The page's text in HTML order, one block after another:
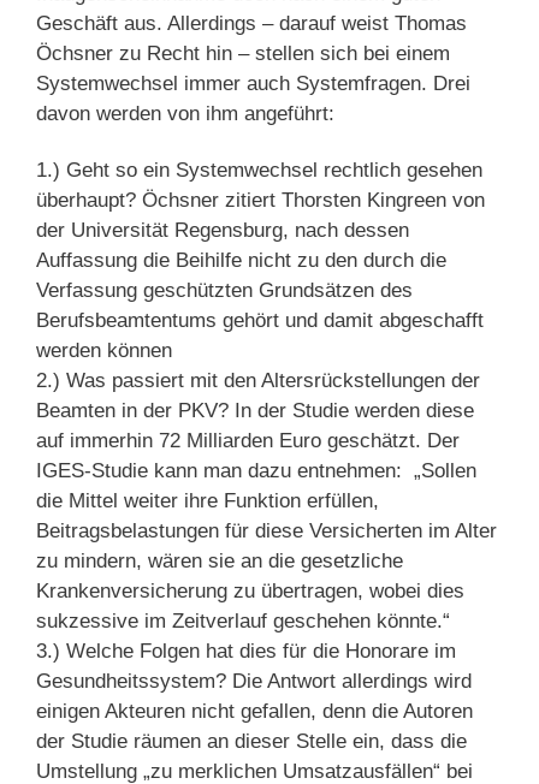
Geschäft aus. Allerdings – darauf weist Thomas
Öchsner zu Recht hin – stellen sich bei einem
Systemwechsel immer auch Systemfragen. Drei
davon werden von ihm angeführt:
1.) Geht so ein Systemwechsel rechtlich gesehen
überhaupt? Öchsner zitiert Thorsten Kingreen von
der Universität Regensburg, nach dessen
Auffassung die Beihilfe nicht zu den durch die
Verfassung geschützten Grundsätzen des
Berufsbeamtentums gehört und damit abgeschafft
werden können
2.) Was passiert mit den Altersrückstellungen der
Beamten in der PKV? In der Studie werden diese
auf immerhin 72 Milliarden Euro geschätzt. Der
IGES-Studie kann man dazu entnehmen: „Sollen
die Mittel weiter ihre Funktion erfüllen,
Beitragsbelastungen für diese Versicherten im Alter
zu mindern, wären sie an die gesetzliche
Krankenversicherung zu übertragen, wobei dies
sukzessive im Zeitverlauf geschehen könnte.“
3.) Welche Folgen hat dies für die Honorare im
Gesundheitssystem? Die Antwort allerdings wird
einigen Akteuren nicht gefallen, denn die Autoren
der Studie räumen an dieser Stelle ein, dass die
Umstellung „zu merklichen Umsatzausfällen“ bei